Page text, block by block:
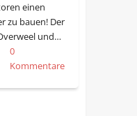
einen
zu bauen! Der
und…
0
Kommentare